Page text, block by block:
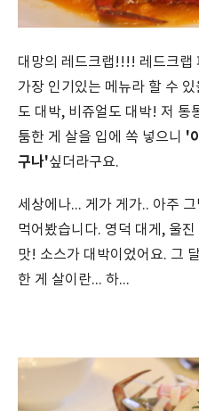
대망의 레드크랩!!!! 레드크랩
가장 인기있는 메뉴라 할 수
도 대박, 비쥬얼도 대박! 저 통
툼한 게 살을 입에 쏙 넣으니 '
구나'싶더라구요.
세상에나... 게가 게가.. 아주
먹어봤습니다. 영덕 대게, 울
맛! 소스가 대박이었어요. 그
한 게 살이란... 하...